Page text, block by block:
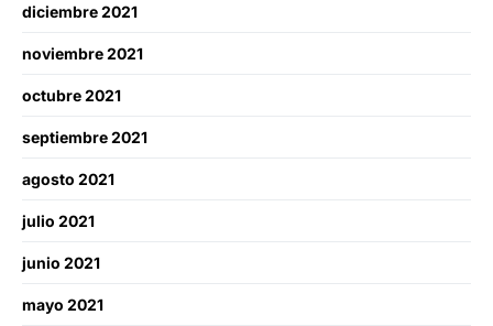
diciembre 2021
noviembre 2021
octubre 2021
septiembre 2021
agosto 2021
julio 2021
junio 2021
mayo 2021